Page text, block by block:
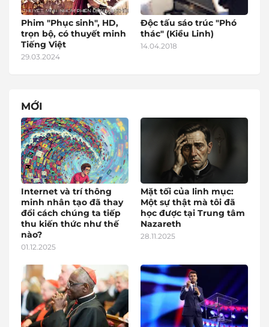
Phim "Phục sinh", HD,
trọn bộ, có thuyết minh
Tiếng Việt
29.03.2024
Độc tấu sáo trúc "Phó
thác" (Kiều Linh)
14.04.2018
MỚI
Internet và trí thông
minh nhân tạo đã thay
đổi cách chúng ta tiếp
thu kiến thức như thế
nào?
01.12.2025
Mặt tối của linh mục:
Một sự thật mà tôi đã
học được tại Trung tâm
Nazareth
28.11.2025